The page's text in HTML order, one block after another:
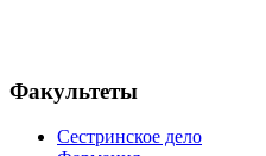
Факультеты
Сестринское дело